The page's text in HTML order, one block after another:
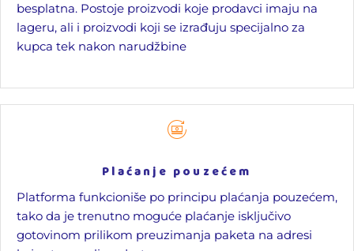
besplatna. Postoje proizvodi koje prodavci imaju na
lageru, ali i proizvodi koji se izrađuju specijalno za
kupca tek nakon narudžbine
Plaćanje pouzećem
Platforma funkcioniše po principu plaćanja pouzećem,
tako da je trenutno moguće plaćanje isključivo
gotovinom prilikom preuzimanja paketa na adresi